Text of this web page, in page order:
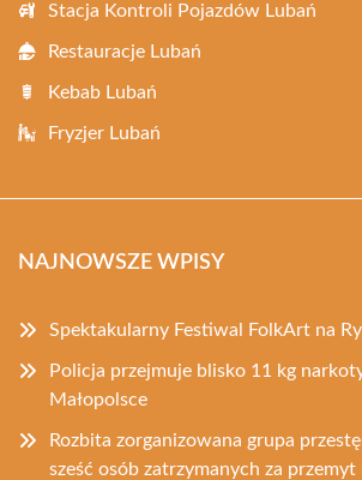
Stacja Kontroli Pojazdów Lubań
Restauracje Lubań
Kebab Lubań
Fryzjer Lubań
NAJNOWSZE WPISY
Spektakularny Festiwal FolkArt na
Policja przejmuje blisko 11 kg
Małopolsce
Rozbita zorganizowana grupa
sześć osób zatrzymanych za